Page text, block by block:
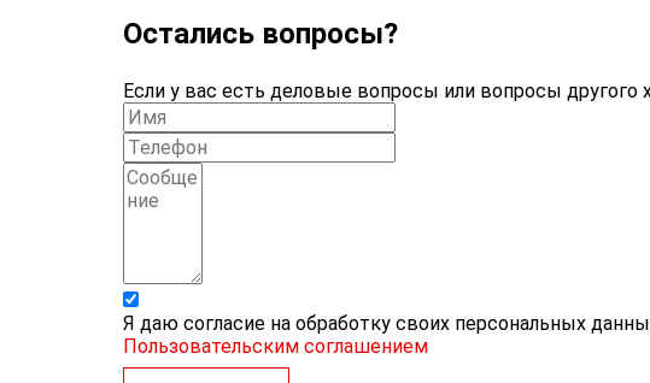
Остались вопросы?
Если у вас есть деловые вопросы или вопросы другого
Я даю согласие на обработку своих персональных
Пользовательским соглашением